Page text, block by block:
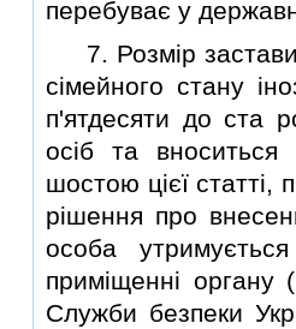
перебуває у
7. Розмiр застави
сiмейного стану
п'ятдесяти до ста
осiб та вноситься
шостою цiєї статтi,
рiшення про
особа
примiщеннi органу
Служби безпеки